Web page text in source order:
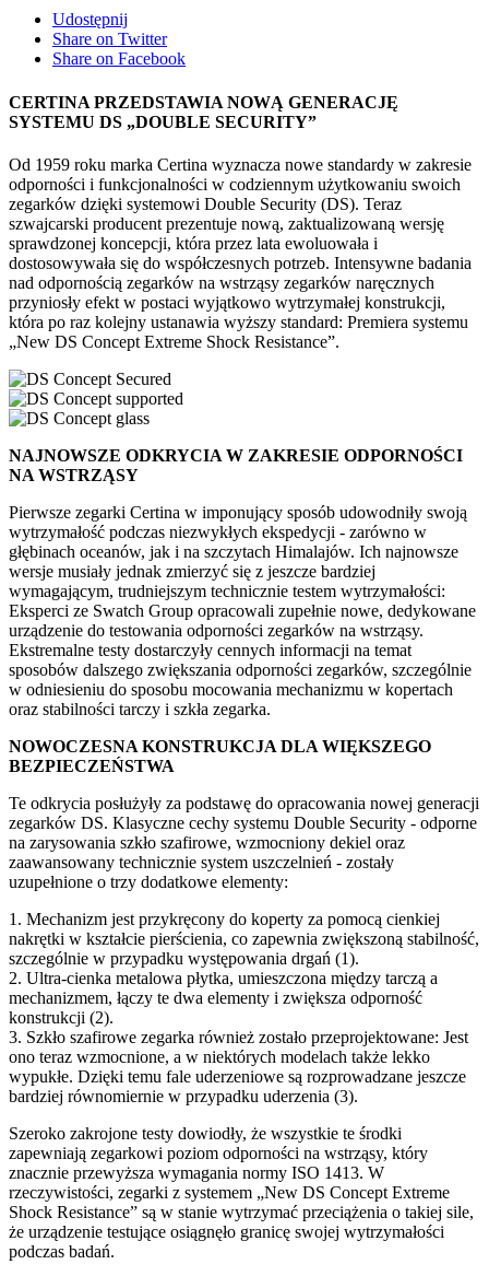
Udostępnij
Share on Twitter
Share on Facebook
CERTINA PRZEDSTAWIA NOWĄ GENERACJĘ
SYSTEMU DS „DOUBLE SECURITY”
Od 1959 roku marka Certina wyznacza nowe standardy w zakresie
odporności i funkcjonalności w codziennym użytkowaniu swoich
zegarków dzięki systemowi Double Security (DS). Teraz
szwajcarski producent prezentuje nową, zaktualizowaną wersję
sprawdzonej koncepcji, która przez lata ewoluowała i
dostosowywała się do współczesnych potrzeb. Intensywne badania
nad odpornością zegarków na wstrząsy zegarków naręcznych
przyniosły efekt w postaci wyjątkowo wytrzymałej konstrukcji,
która po raz kolejny ustanawia wyższy standard: Premiera systemu
„New DS Concept Extreme Shock Resistance”.
NAJNOWSZE ODKRYCIA W ZAKRESIE ODPORNOŚCI
NA WSTRZĄSY
Pierwsze zegarki Certina w imponujący sposób udowodniły swoją
wytrzymałość podczas niezwykłych ekspedycji - zarówno w
głębinach oceanów, jak i na szczytach Himalajów. Ich najnowsze
wersje musiały jednak zmierzyć się z jeszcze bardziej
wymagającym, trudniejszym technicznie testem wytrzymałości:
Eksperci ze Swatch Group opracowali zupełnie nowe, dedykowane
urządzenie do testowania odporności zegarków na wstrząsy.
Ekstremalne testy dostarczyły cennych informacji na temat
sposobów dalszego zwiększania odporności zegarków, szczególnie
w odniesieniu do sposobu mocowania mechanizmu w kopertach
oraz stabilności tarczy i szkła zegarka.
NOWOCZESNA KONSTRUKCJA DLA WIĘKSZEGO
BEZPIECZEŃSTWA
Te odkrycia posłużyły za podstawę do opracowania nowej generacji
zegarków DS. Klasyczne cechy systemu Double Security - odporne
na zarysowania szkło szafirowe, wzmocniony dekiel oraz
zaawansowany technicznie system uszczelnień - zostały
uzupełnione o trzy dodatkowe elementy:
1. Mechanizm jest przykręcony do koperty za pomocą cienkiej
nakrętki w kształcie pierścienia, co zapewnia zwiększoną stabilność,
szczególnie w przypadku występowania drgań (1).
2. Ultra-cienka metalowa płytka, umieszczona między tarczą a
mechanizmem, łączy te dwa elementy i zwiększa odporność
konstrukcji (2).
3. Szkło szafirowe zegarka również zostało przeprojektowane: Jest
ono teraz wzmocnione, a w niektórych modelach także lekko
wypukłe. Dzięki temu fale uderzeniowe są rozprowadzane jeszcze
bardziej równomiernie w przypadku uderzenia (3).
Szeroko zakrojone testy dowiodły, że wszystkie te środki
zapewniają zegarkowi poziom odporności na wstrząsy, który
znacznie przewyższa wymagania normy ISO 1413. W
rzeczywistości, zegarki z systemem „New DS Concept Extreme
Shock Resistance” są w stanie wytrzymać przeciążenia o takiej sile,
że urządzenie testujące osiągnęło granicę swojej wytrzymałości
podczas badań.